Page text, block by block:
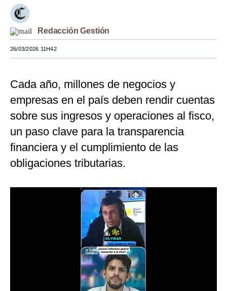
Viajes
Moda
Estilos
EEUU
México
Internacional
Tecnología
Club del Suscriptor
Redacción Gestión
26/03/2026 11H42
Cada año, millones de negocios y
empresas en el país deben rendir cuentas
sobre sus ingresos y operaciones al fisco,
un paso clave para la transparencia
financiera y el cumplimiento de las
obligaciones tributarias.